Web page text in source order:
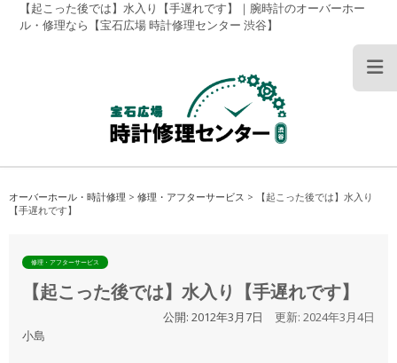
【起こった後では】水入り【手遅れです】｜腕時計のオーバーホー
ル・修理なら【宝石広場 時計修理センター 渋谷】
オーバーホール・時計修理 > 修理・アフターサービス >
【起こった後では】水入り
【手遅れです】
修理・アフターサービス
【起こった後では】水入り【手遅れです】
公開: 2012年3月7日 更新: 2024年3月4日
小島